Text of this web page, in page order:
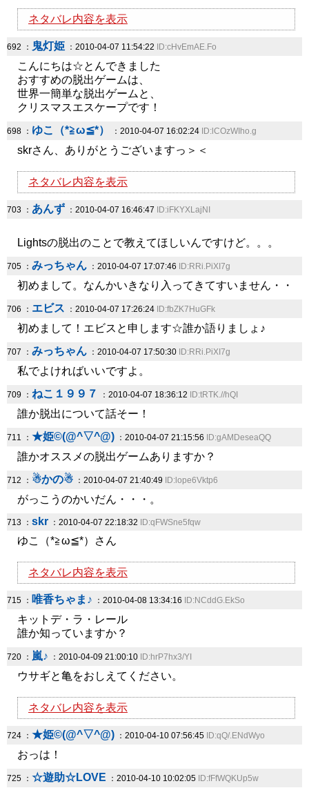
ネタバレ内容を表示
692 ： 鬼灯姫 ：2010-04-07 11:54:22 ID:cHvEmAE.Fo
こんにちは☆とんできました
おすすめの脱出ゲームは、
世界一簡単な脱出ゲームと、
クリスマスエスケープです！
698 ： ゆこ（*≧ω≦*） ：2010-04-07 16:02:24 ID:lCOzWIho.g
skrさん、ありがとうございますっ＞＜
ネタバレ内容を表示
703 ： あんず ：2010-04-07 16:46:47 ID:iFKYXLajNI
Lightsの脱出のことで教えてほしいんですけど。。。
705 ： みっちゃん ：2010-04-07 17:07:46 ID:RRi.PiXI7g
初めまして。なんかいきなり入ってきてすいません・・
706 ： エビス ：2010-04-07 17:26:24 ID:fbZK7HuGFk
初めまして！エビスと申します☆誰か語りましょ♪
707 ： みっちゃん ：2010-04-07 17:50:30 ID:RRi.PiXI7g
私でよければいいですよ。
709 ： ねこ１９９７ ：2010-04-07 18:36:12 ID:tRTK.//hQI
誰か脱出について話そー！
711 ： ★姫©(@^▽^@) ：2010-04-07 21:15:56 ID:gAMDeseaQQ
誰かオススメの脱出ゲームありますか？
712 ： ☃かの☃ ：2010-04-07 21:40:49 ID:lope6Vktp6
がっこうのかいだん・・・。
713 ： skr ：2010-04-07 22:18:32 ID:qFWSne5fqw
ゆこ（*≧ω≦*）さん
ネタバレ内容を表示
715 ： 唯香ちゃま♪ ：2010-04-08 13:34:16 ID:NCddG.EkSo
キットデ・ラ・レール
誰か知っていますか？
720 ： 嵐♪ ：2010-04-09 21:00:10 ID:hrP7hx3/YI
ウサギと亀をおしえてください。
ネタバレ内容を表示
724 ： ★姫©(@^▽^@) ：2010-04-10 07:56:45 ID:qQ/.ENdWyo
おっは！
725 ： ☆遊助☆LOVE ：2010-04-10 10:02:05 ID:fFfWQKUp5w